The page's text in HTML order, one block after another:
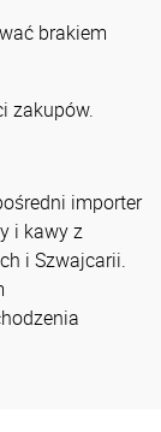
brakiem
zakupów.
importer
i kawy z
i Szwajcarii.